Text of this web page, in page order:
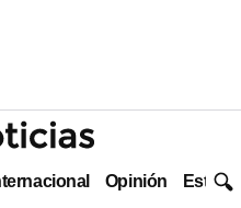
Opinión Estilo